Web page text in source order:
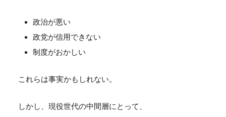
政治が悪い
政党が信用できない
制度がおかしい
これらは事実かもしれない。
しかし、現役世代の中間層にとって、